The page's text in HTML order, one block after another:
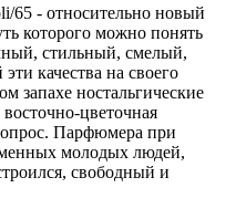
65 - относительно новый
которого можно понять
стильный, смелый,
качества на своего
запахе ностальгические
цветочная
Парфюмера при
молодых людей,
свободный и